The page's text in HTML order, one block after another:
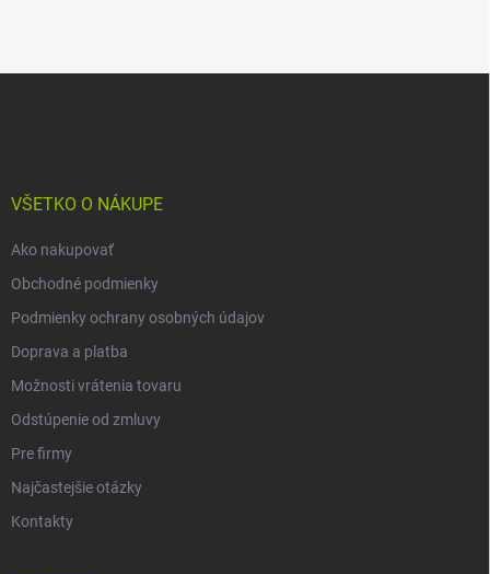
VŠETKO O NÁKUPE
Ako nakupovať
Obchodné podmienky
Podmienky ochrany osobných údajov
Doprava a platba
Možnosti vrátenia tovaru
Odstúpenie od zmluvy
Pre firmy
Najčastejšie otázky
Kontakty